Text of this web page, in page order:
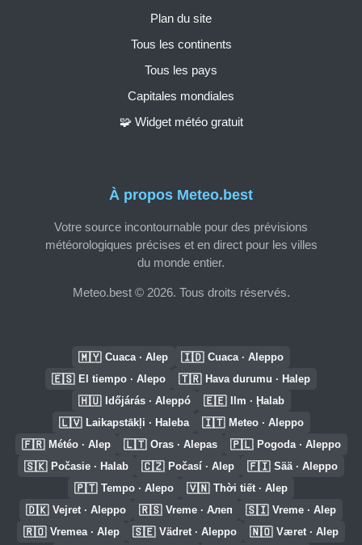
À propos Meteo.best
Votre source incontournable pour des prévisions
météorologiques précises et en direct pour les villes
du monde entier.
Meteo.best © 2026. Tous droits réservés.
Plan du site
Tous les continents
Tous les pays
Capitales mondiales
🧩 Widget météo gratuit
🇲🇾 Cuaca · Alep 🇮🇩 Cuaca · Aleppo
🇪🇸 El tiempo · Alepo 🇹🇷 Hava durumu · Halep
🇭🇺 Időjárás · Aleppó 🇪🇪 Ilm · Ḩalab
🇱🇻 Laikapstākļi · Haleba 🇮🇹 Meteo · Aleppo
🇫🇷 Météo · Alep 🇱🇹 Oras · Alepas 🇵🇱 Pogoda · Aleppo
🇸🇰 Počasie · Halab 🇨🇿 Počasí · Alep 🇫🇮 Sää · Aleppo
🇵🇹 Tempo · Alepo 🇻🇳 Thời tiết · Alep
🇩🇰 Vejret · Aleppo 🇷🇸 Vreme · Алеп 🇸🇮 Vreme · Alep
🇷🇴 Vremea · Alep 🇸🇪 Vädret · Aleppo 🇳🇴 Været · Alep